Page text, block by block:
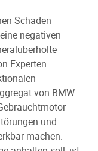
Schaden
negativen
Experten
von BMW.
und
machen.